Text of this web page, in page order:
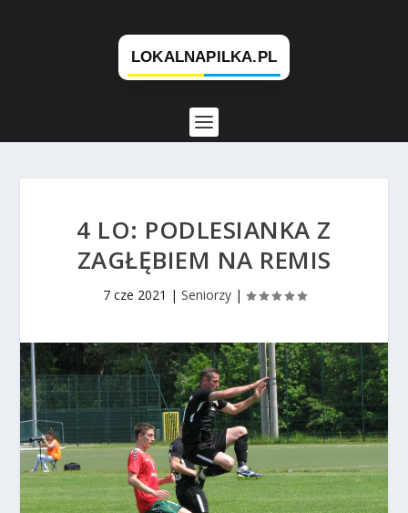
4 LO: PODLESIANKA Z
ZAGŁĘBIEM NA REMIS
7 cze 2021 | Seniorzy|